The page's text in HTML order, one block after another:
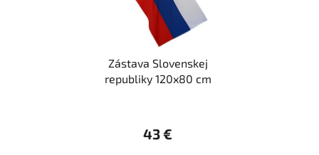
Zástava Slovenskej
republiky 120x80 cm
43 €